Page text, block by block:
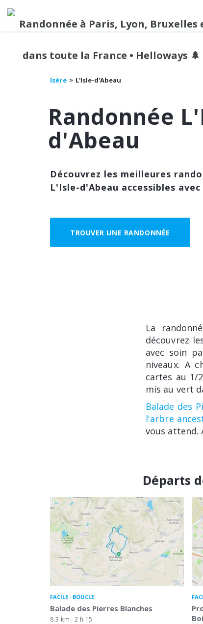
Isère L'Isle-d'Abeau
Randonnée
d'Abeau
Découvrez les meilleures
L'Isle-d'Abeau accessibles avec
TROUVER UNE RANDONNÉE
La
découvrez
avec soin
niveaux. A
cartes au 1/
mis au vert
Balade des
l'arbre
vous attend.
Départs
FACILE BOUCLE
Balade des Pierres Blanches
8.3 km 2 h 15